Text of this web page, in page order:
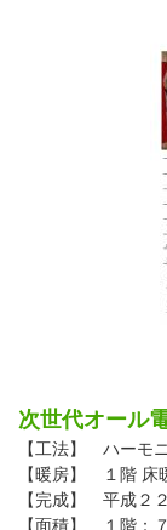
次世代オール
【工法】 ハーモ
【暖房】 １階
【完成】 平成２
【面積】 １階：